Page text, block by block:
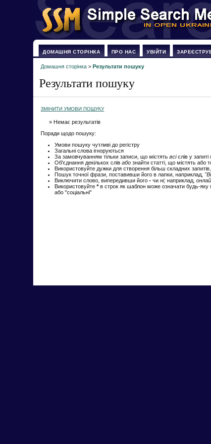
ДОМАШНЯ СТОРІНКА ПРО НАС УВІЙТИ
Домашня сторінка >Результати пошуку
Результати пошуку
ЗМІНИТИ УМОВИ ПОШУКУ
» Немає результатів
Поради щодо пошуку:
Умови пошуку чутливі до регістру
Загальні слова ігноруються
За замовчуванням тільки записи, що містятьвсіслів у
Об'єднання декількох слівабо знайти статті, що містять або
Використовуйте дужки для створення більш складних
Пошук точної фрази, поставивши його в лапки, наприклад,
Виключити слово, випередивши його- чині; наприклад,
Використовуйте*в строк як шаблон може означати будь-яку
або "соціальні"